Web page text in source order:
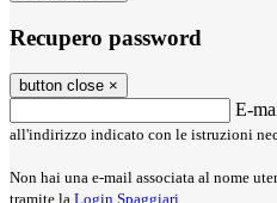
Recupero password
button close ×
E-
all'indirizzo indicato con le istruzioni
Non hai una e-mail associata al nome
tramite la Login Spaggiari